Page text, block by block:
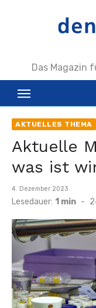
Das Magazin
AKTUELLES THEMA
Aktuelle
was ist
Veröffentlicht
am
4. Dezember 2023
Lesedauer: 1 min -